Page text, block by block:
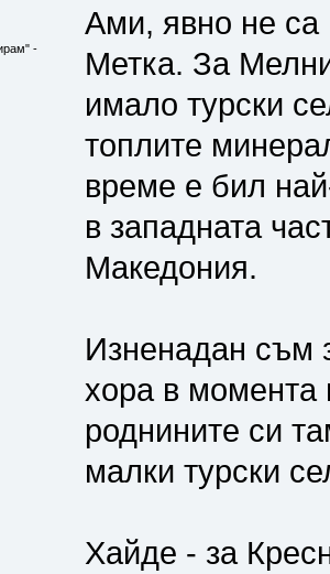
-
Ами, явно не са
Метка. За
имало турски
топлите
време е бил
в западната
Македония.
Изненадан съм
хора в момента
роднините си
малки турски
Хайде - за